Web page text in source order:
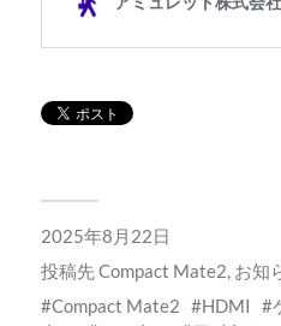
2025年8月22日
投稿先Compact Mate2, お知
Compact Mate2
HDMI